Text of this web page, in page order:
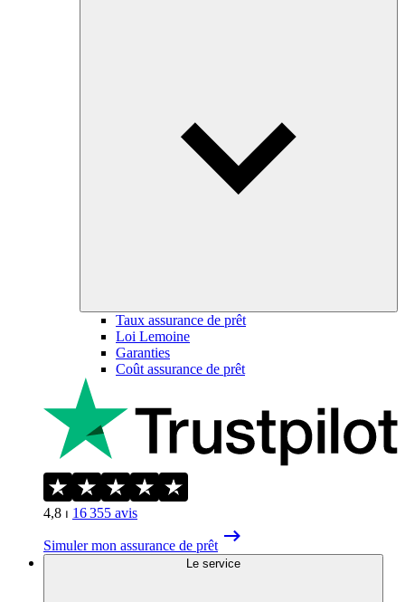
Taux assurance de prêt
Loi Lemoine
Garanties
Coût assurance de prêt
4,8 ⏐ 16 355 avis
Simuler mon assurance de prêt
Le service